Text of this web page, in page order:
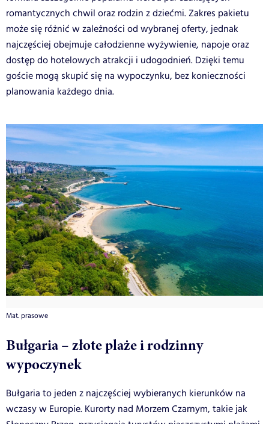
romantycznych chwil oraz rodzin z dziećmi. Zakres pakietu
może się różnić w zależności od wybranej oferty, jednak
najczęściej obejmuje całodzienne wyżywienie, napoje oraz
dostęp do hotelowych atrakcji i udogodnień. Dzięki temu
goście mogą skupić się na wypoczynku, bez konieczności
planowania każdego dnia.
Mat. prasowe
Bułgaria – złote plaże i rodzinny
wypoczynek
Bułgaria to jeden z najczęściej wybieranych kierunków na
wczasy w Europie. Kurorty nad Morzem Czarnym, takie jak